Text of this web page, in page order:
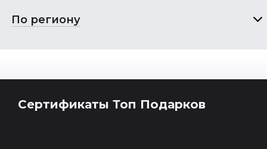
По региону
Сертификаты Топ Подарков